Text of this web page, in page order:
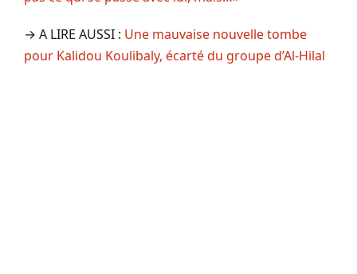
→ A LIRE AUSSI : Une mauvaise nouvelle tombe
pour Kalidou Koulibaly, écarté du groupe d’Al-Hilal